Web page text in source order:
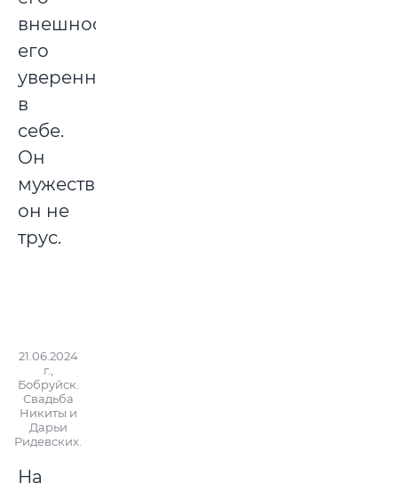
внешность,
его
уверенность
в
себе.
Он
мужественный,
он не
трус.
21.06.2024
г.,
Бобруйск.
Свадьба
Никиты и
Дарьи
Ридевских.
На